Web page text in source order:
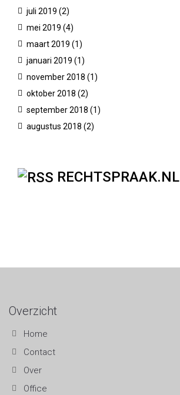
juli 2019 (2)
mei 2019 (4)
maart 2019 (1)
januari 2019 (1)
november 2018 (1)
oktober 2018 (2)
september 2018 (1)
augustus 2018 (2)
RECHTSPRAAK.NL
Overzicht
Home
Contact
Over
Office